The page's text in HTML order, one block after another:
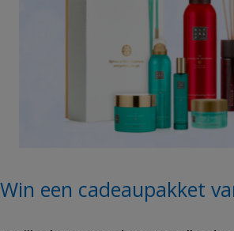
Win een cadeaupakket